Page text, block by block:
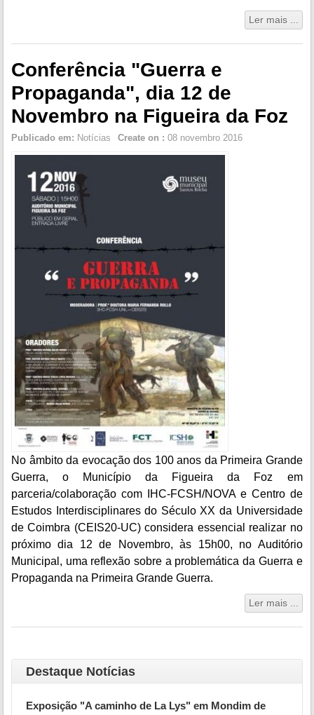
Ler mais ...
Conferência "Guerra e
Propaganda", dia 12 de
Novembro na Figueira da Foz
Publicado em: Notícias Create on : 08 novembro 2016
No âmbito da evocação dos 100 anos da Primeira Grande
Guerra, o Município da Figueira da Foz em
parceria/colaboração com IHC-FCSH/NOVA e Centro de
Estudos Interdisciplinares do Século XX da Universidade
de Coimbra (CEIS20-UC) considera essencial realizar no
próximo dia 12 de Novembro, às 15h00, no Auditório
Municipal, uma reflexão sobre a problemática da Guerra e
Propaganda na Primeira Grande Guerra.
Ler mais ...
Destaque Notícias
Exposição "A caminho de La Lys" em Mondim de